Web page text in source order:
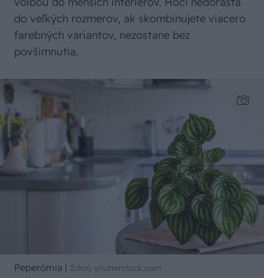
do veľkých rozmerov, ak skombinujete viacero
farebných variantov, nezostane bez
povšimnutia.
Peperómia | Zdroj: shutterstock.com